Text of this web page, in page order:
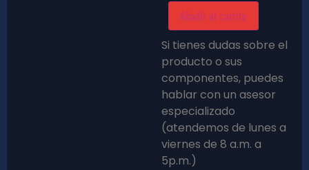
Añadir al carrito
Si tienes dudas sobre el
producto o sus
componentes, puedes
hablar con un asesor
especializado
(atendemos de lunes a
viernes de 8 a.m. a
5p.m.)